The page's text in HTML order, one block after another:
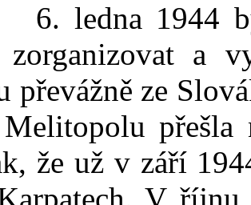
ledna 1944
zorganizovat a
převážně ze
přešla
že už v září